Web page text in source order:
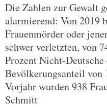
Die Zahlen zur Gewalt
alarmierend: Von 2019
Frauenmörder oder
schwer verletzten, von
Prozent Nicht-
Bevölkerungsanteil
Vorjahr wurden 938
Schmitt